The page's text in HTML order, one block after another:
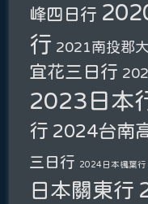
峰四日行
行 2021南投郡
宜花三日行
2023日本
行 2024台南
三日行 2024日本楓葉行
日本關東行